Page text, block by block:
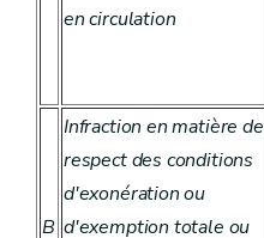
en circulation
B
Infraction en matière de
respect des conditions
d'exonération ou
d'exemption totale ou